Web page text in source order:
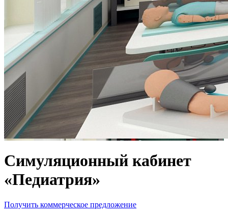
Симуляционный кабинет
«Педиатрия»
Получить коммерческое предложение